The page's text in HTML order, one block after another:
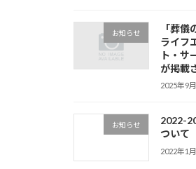
お知らせ
「葬
ライフ
ト・サ
が掲載
2025年9
お知らせ
2022-
ついて
2022年1